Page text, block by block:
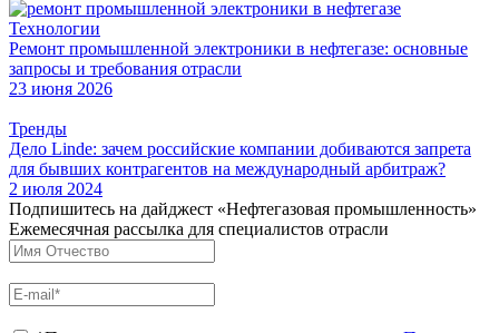
Технологии
Ремонт промышленной электроники в нефтегазе: основные
запросы и требования отрасли
23 июня 2026
Тренды
Дело Linde: зачем российские компании добиваются запрета
для бывших контрагентов на международный арбитраж?
2 июля 2024
Подпишитесь на дайджест «Нефтегазовая промышленность»
Ежемесячная рассылка для специалистов отрасли